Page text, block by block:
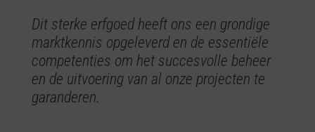
Dit sterke erfgoed heeft ons een grondige
marktkennis opgeleverd en de essentiële
competenties om het succesvolle beheer
en de uitvoering van al onze projecten te
garanderen.